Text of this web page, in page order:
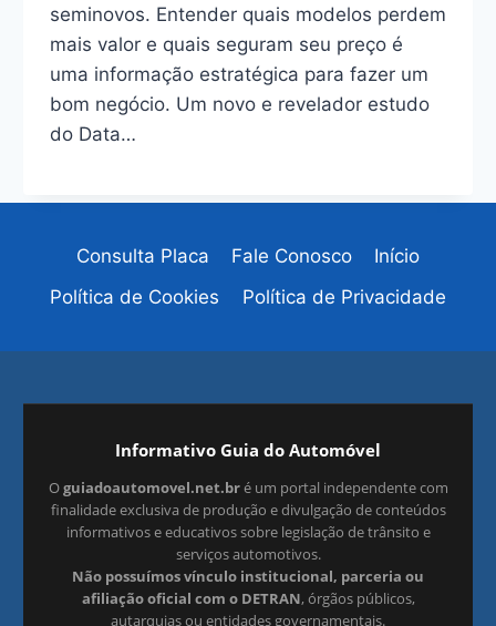
seminovos. Entender quais modelos perdem
mais valor e quais seguram seu preço é
uma informação estratégica para fazer um
bom negócio. Um novo e revelador estudo
do Data…
Consulta Placa Fale Conosco
Início
Política de Cookies
Política de Privacidade
Informativo Guia do Automóvel
Oguiadoautomovel.net.bré um portal independente com
finalidade exclusiva de produção e divulgação de conteúdos
informativos e educativos sobre legislação de trânsito e
serviços automotivos.
Não possuímos vínculo institucional, parceria ou
afiliação oficial com o DETRAN, órgãos públicos,
autarquias ou entidades governamentais.